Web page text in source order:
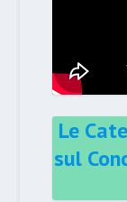
Le
sul